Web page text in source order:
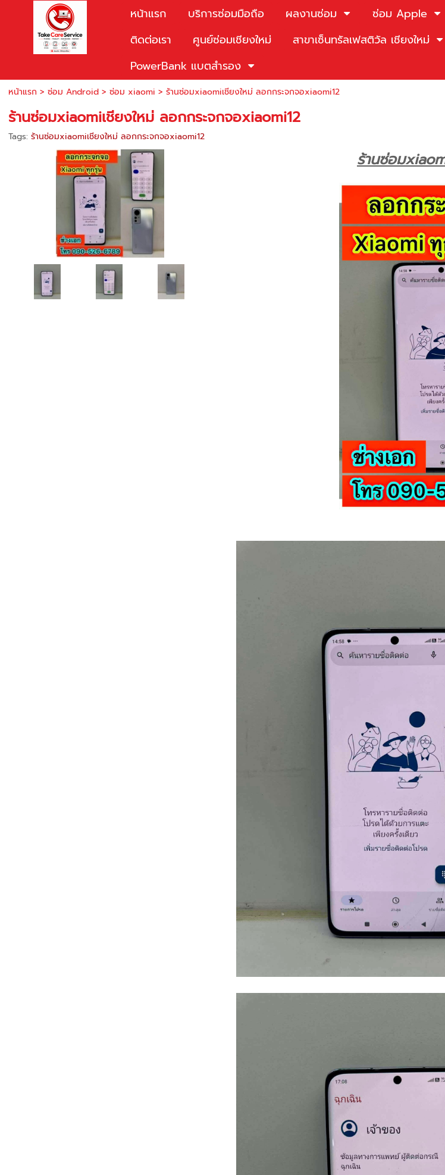
หน้าแรก บริการซ่อมมือถือ ผลงานซ่อม ซ่อม Apple
ติดต่อเรา
ศูนย์ซ่อมเชียงใหม่ สาขาเซ็นทรัลเฟสติวัล เชียงใหม่
PowerBank แบตสำรอง
หน้าแรก > ซ่อม Android> ซ่อม xiaomi > ร้านซ่อมxiaomiเชียงใหม่ ลอกกระจกจอxiaomi12
ร้านซ่อมxiaomiเชียงใหม่ ลอกกระจกจอxiaomi12
Tags: ร้านซ่อมxiaomiเชียงใหม่ ลอกกระจกจอxiaomi12
ร้านซ่อม